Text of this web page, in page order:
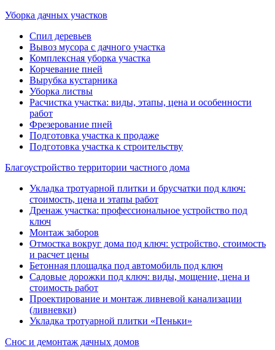
Уборка дачных участков
Спил деревьев
Вывоз мусора с дачного участка
Комплексная уборка участка
Корчевание пней
Вырубка кустарника
Уборка листвы
Расчистка участка: виды, этапы, цена и особенности
работ
Фрезерование пней
Подготовка участка к продаже
Подготовка участка к строительству
Благоустройство территории частного дома
Укладка тротуарной плитки и брусчатки под ключ:
стоимость, цена и этапы работ
Дренаж участка: профессиональное устройство под
ключ
Монтаж заборов
Отмостка вокруг дома под ключ: устройство, стоимость
и расчет цены
Бетонная площадка под автомобиль под ключ
Садовые дорожки под ключ: виды, мощение, цена и
стоимость работ
Проектирование и монтаж ливневой канализации
(ливневки)
Укладка тротуарной плитки «Пеньки»
Снос и демонтаж дачных домов